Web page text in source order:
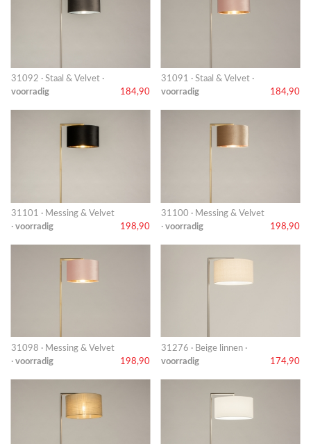
31092 · Staal & Velvet ·
voorradig
184,90
31091 · Staal & Velvet ·
voorradig
184,90
31101 · Messing & Velvet
· voorradig 198,90
31100 · Messing & Velvet
· voorradig 198,90
31098 · Messing & Velvet
· voorradig 198,90
31276 · Beige linnen ·
voorradig
174,90